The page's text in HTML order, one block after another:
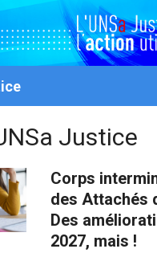
Justice
Corps
des Attachés
Des
2027, mais !